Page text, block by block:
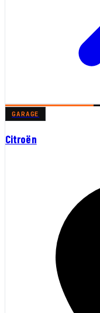
GARAGE
Citroën